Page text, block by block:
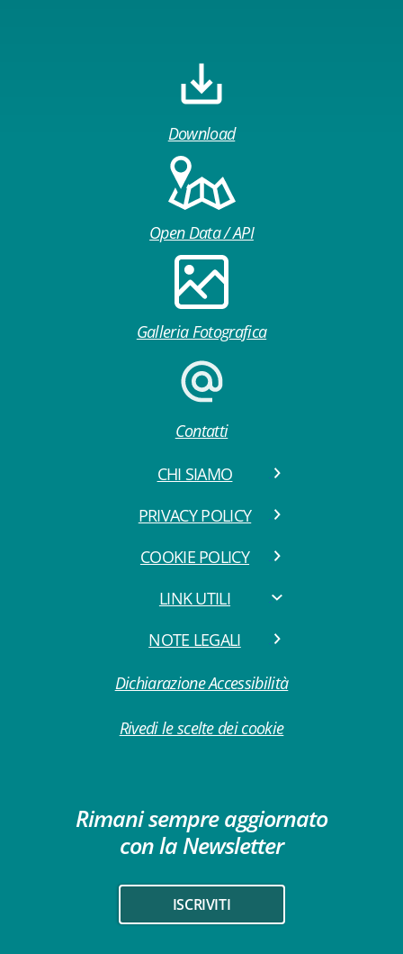
Download
Open Data / API
Galleria Fotografica
Contatti
CHI SIAMO
PRIVACY POLICY
COOKIE POLICY
LINK UTILI
NOTE LEGALI
Dichiarazione Accessibilità
Rivedi le scelte dei cookie
Rimani sempre aggiornato
con la Newsletter
ISCRIVITI